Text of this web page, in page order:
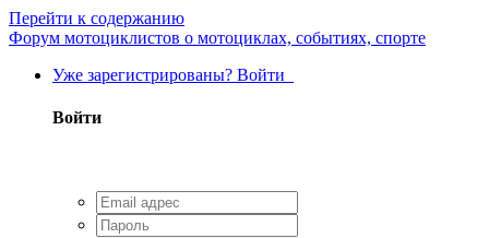
Перейти к содержанию
Форум мотоциклистов о мотоциклах, событиях, спорте
Уже зарегистрированы? Войти
Войти